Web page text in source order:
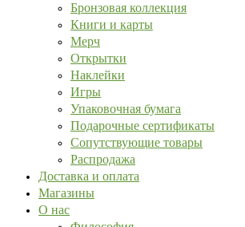
Бронзовая коллекция
Книги и карты
Мерч
Открытки
Наклейки
Игры
Упаковочная бумага
Подарочные сертификаты
Сопутствующие товары
Распродажа
Доставка и оплата
Магазины
О нас